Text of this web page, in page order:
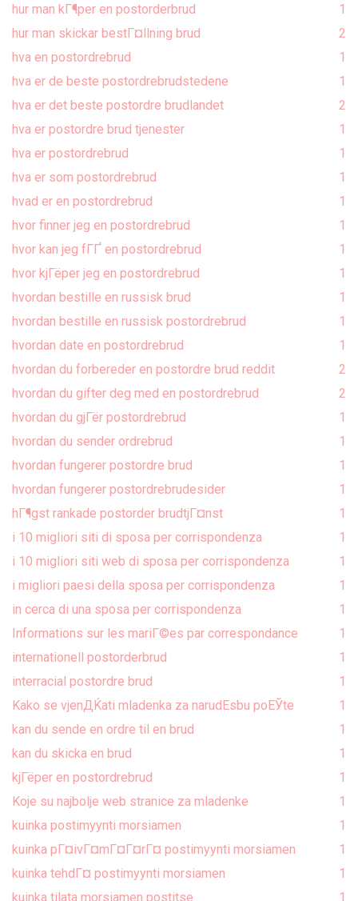
hur man kГ¶per en postorderbrud
1
hur man skickar bestГ¤llning brud
2
hva en postordrebrud
1
hva er de beste postordrebrudstedene
1
hva er det beste postordre brudlandet
2
hva er postordre brud tjenester
1
hva er postordrebrud
1
hva er som postordrebrud
1
hvad er en postordrebrud
1
hvor finner jeg en postordrebrud
1
hvor kan jeg fГҐ en postordrebrud
1
hvor kjГёper jeg en postordrebrud
1
hvordan bestille en russisk brud
1
hvordan bestille en russisk postordrebrud
1
hvordan date en postordrebrud
1
hvordan du forbereder en postordre brud reddit
2
hvordan du gifter deg med en postordrebrud
2
hvordan du gjГёr postordrebrud
1
hvordan du sender ordrebrud
1
hvordan fungerer postordre brud
1
hvordan fungerer postordrebrudesider
1
hГ¶gst rankade postorder brudtjГ¤nst
1
i 10 migliori siti di sposa per corrispondenza
1
i 10 migliori siti web di sposa per corrispondenza
1
i migliori paesi della sposa per corrispondenza
1
in cerca di una sposa per corrispondenza
1
Informations sur les mariГ©es par correspondance
1
internationell postorderbrud
1
interracial postordre brud
1
Kako se vjenДЌati mladenka za narudЕѕbu poЕЎte
1
kan du sende en ordre til en brud
1
kan du skicka en brud
1
kjГёper en postordrebrud
1
Koje su najbolje web stranice za mladenke
1
kuinka postimyynti morsiamen
1
kuinka pГ¤ivГ¤mГ¤Г¤rГ¤ postimyynti morsiamen
1
kuinka tehdГ¤ postimyynti morsiamen
1
kuinka tilata morsiamen postitse
1